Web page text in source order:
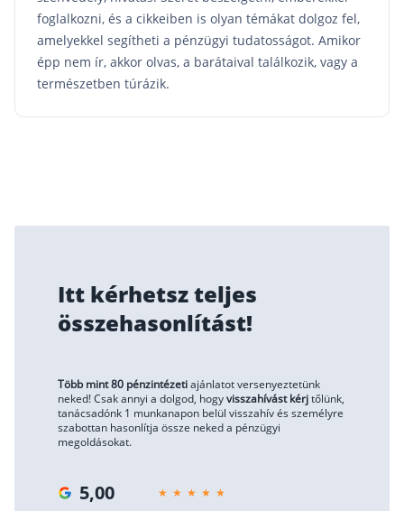
Babakötvény kisokos 👶
Lakástakarék
Vagyonbiztosítások
Casco
Utasbiztosítás
Minősített Fogyasztóbarát Otthonbiztosítás
foglalkozni, és a cikkeiben is olyan témákat dolgoz fel,
amelyekkel segítheti a pénzügyi tudatosságot. Amikor
épp nem ír, akkor olvas, a barátaival találkozik, vagy a
természetben túrázik.
Itt kérhetsz teljes
összehasonlítást!
Több mint 80 pénzintézetiajánlatot versenyeztetünk
neked! Csak annyi a dolgod, hogyvisszahívást kérjtőlünk,
tanácsadónk 1 munkanapon belül visszahív és személyre
szabottan hasonlítja össze neked a pénzügyi
megoldásokat.
5,00